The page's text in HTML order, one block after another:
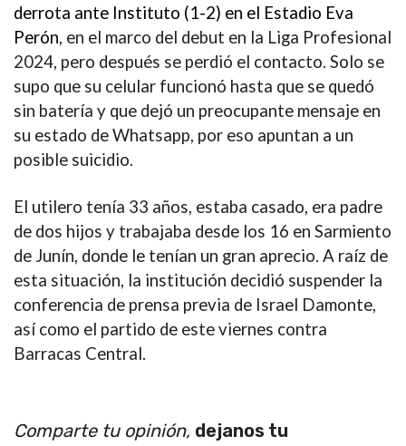
derrota ante Instituto (1-2) en el Estadio Eva
Perón, en el marco del debut en la Liga Profesional
2024, pero después se perdió el contacto. Solo se
supo que su celular funcionó hasta que se quedó
sin batería y que dejó un preocupante mensaje en
su estado de Whatsapp, por eso apuntan a un
posible suicidio.
El utilero tenía 33 años, estaba casado, era padre
de dos hijos y trabajaba desde los 16 en Sarmiento
de Junín, donde le tenían un gran aprecio. A raíz de
esta situación, la institución decidió suspender la
conferencia de prensa previa de Israel Damonte,
así como el partido de este viernes contra
Barracas Central.
Comparte tu opinión, dejanos tu